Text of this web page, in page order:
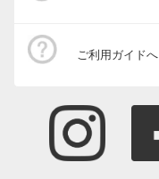
インテリアフラワー
ご利用ガイドへ